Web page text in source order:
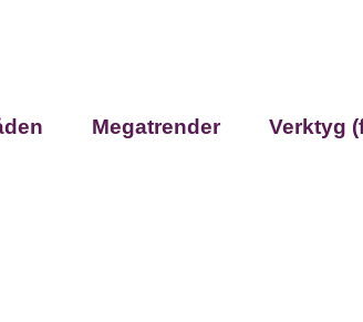
Megatrender Verktyg